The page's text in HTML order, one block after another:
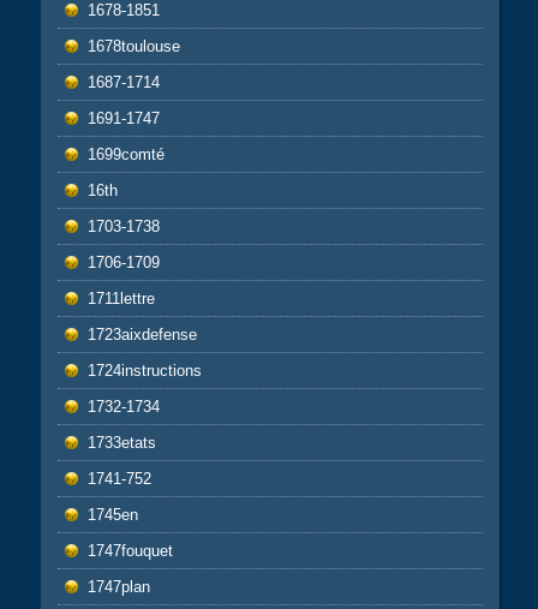
1678-1851
1678toulouse
1687-1714
1691-1747
1699comté
16th
1703-1738
1706-1709
1711lettre
1723aixdefense
1724instructions
1732-1734
1733etats
1741-752
1745en
1747fouquet
1747plan